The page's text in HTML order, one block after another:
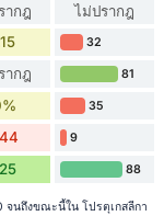
ากฎ ไม่ปรากฎ
32
ากฎ 81
35
9
88
จนถึงขณะนี้ใน โปรตุเกสลีกา